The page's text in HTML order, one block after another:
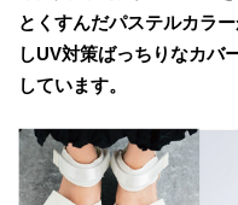
とくすんだパステルカラ
しUV対策ばっちりなカバ
しています。